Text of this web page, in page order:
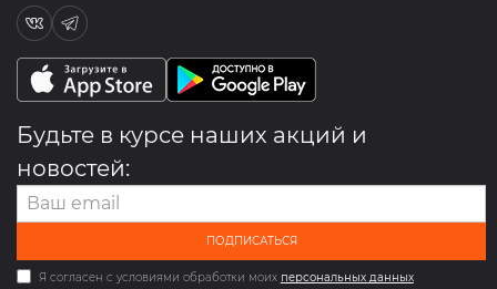
Будьте в курсе наших акций и
новостей:
ПОДПИСАТЬСЯ
Я согласен с условиями обработки моих персональных данных